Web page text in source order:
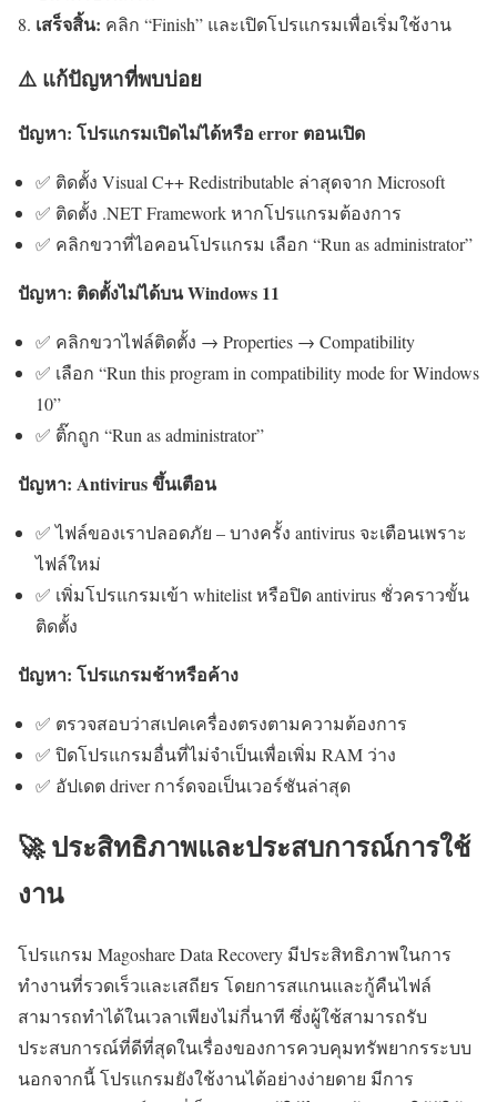
เสร็จสิ้น: คลิก “Finish” และเปิดโปรแกรมเพื่อเริ่มใช้งาน
⚠️ แก้ปัญหาที่พบบ่อย
ปัญหา: โปรแกรมเปิดไม่ได้หรือ error ตอนเปิด
✅ ติดตั้ง Visual C++ Redistributable ล่าสุดจาก Microsoft
✅ ติดตั้ง .NET Framework หากโปรแกรมต้องการ
✅ คลิกขวาที่ไอคอนโปรแกรม เลือก “Run as administrator”
ปัญหา: ติดตั้งไม่ได้บน Windows 11
✅ คลิกขวาไฟล์ติดตั้ง → Properties → Compatibility
✅ เลือก “Run this program in compatibility mode for Windows
10”
✅ ติ๊กถูก “Run as administrator”
ปัญหา: Antivirus ขึ้นเตือน
✅ ไฟล์ของเราปลอดภัย – บางครั้ง antivirus จะเตือนเพราะ
ไฟล์ใหม่
✅ เพิ่มโปรแกรมเข้า whitelist หรือปิด antivirus ชั่วคราวขั้น
ติดตั้ง
ปัญหา: โปรแกรมช้าหรือค้าง
✅ ตรวจสอบว่าสเปคเครื่องตรงตามความต้องการ
✅ ปิดโปรแกรมอื่นที่ไม่จำเป็นเพื่อเพิ่ม RAM ว่าง
✅ อัปเดต driver การ์ดจอเป็นเวอร์ชันล่าสุด
🚀 ประสิทธิภาพและประสบการณ์การใช้
งาน
โปรแกรม Magoshare Data Recovery มีประสิทธิภาพในการ
ทำงานที่รวดเร็วและเสถียร โดยการสแกนและกู้คืนไฟล์
สามารถทำได้ในเวลาเพียงไม่กี่นาที ซึ่งผู้ใช้สามารถรับ
ประสบการณ์ที่ดีที่สุดในเรื่องของการควบคุมทรัพยากรระบบ
นอกจากนี้ โปรแกรมยังใช้งานได้อย่างง่ายดาย มีการ